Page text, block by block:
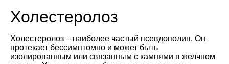
Холестеролоз
Холестеролоз – наиболее частый псевдополип. Он
протекает бессимптомно и может быть
изолированным или связанным с камнями в желчном